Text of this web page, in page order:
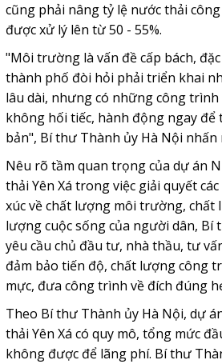
cũng phải nâng tỷ lệ nước thải
được xử lý lên từ 50 - 55%.
"Môi trường là vấn đề cấp bách,
thành phố đòi hỏi phải triển khai
lâu dài, nhưng có những công
không hối tiếc, hành động ngay để
bản", Bí thư Thành ủy Hà Nội nhấn
Nêu rõ tầm quan trọng của dự án
thải Yên Xá trong việc giải quyết
xúc về chất lượng môi trường, chất
lượng cuộc sống của người dân, Bí
yêu cầu chủ đầu tư, nhà thầu, tư
đảm bảo tiến độ, chất lượng công
mực, đưa công trình về đích đúng
Theo Bí thư Thành ủy Hà Nội, dự
thải Yên Xá có quy mô, tổng mức
không được để lãng phí. Bí thư